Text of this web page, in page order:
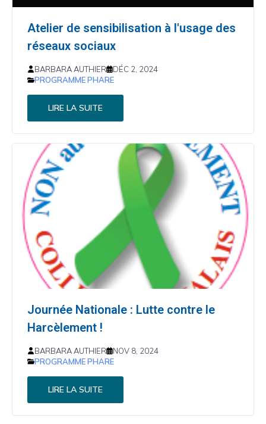
Atelier de sensibilisation à l'usage des
réseaux sociaux
BARBARA AUTHIER
DÉC 2, 2024
PROGRAMME PHARE
LIRE LA SUITE
Journée Nationale : Lutte contre le
Harcèlement !
BARBARA AUTHIER
NOV 8, 2024
PROGRAMME PHARE
LIRE LA SUITE